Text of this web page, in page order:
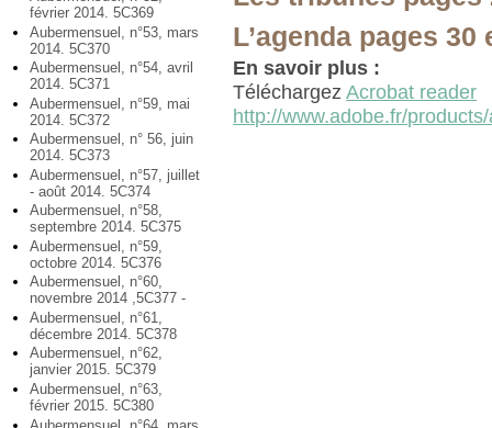
février 2014. 5C369
Aubermensuel, n°53, mars
2014. 5C370
Aubermensuel, n°54, avril
2014. 5C371
Aubermensuel, n°59, mai
2014. 5C372
Aubermensuel, n° 56, juin
2014. 5C373
Aubermensuel, n°57, juillet
- août 2014. 5C374
Aubermensuel, n°58,
septembre 2014. 5C375
Aubermensuel, n°59,
octobre 2014. 5C376
Aubermensuel, n°60,
novembre 2014 ,5C377 -
Aubermensuel, n°61,
décembre 2014. 5C378
Aubermensuel, n°62,
janvier 2015. 5C379
Aubermensuel, n°63,
février 2015. 5C380
L’agenda pages 30
En savoir plus :
TéléchargezAcrobat reader
http://www.adobe.fr/